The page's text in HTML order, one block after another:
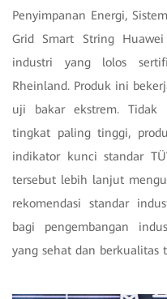
Penyimpanan Energi,
Grid Smart String
industri yang lolos
Rheinland. Produk ini
uji bakar ekstrem. Tidak
tingkat paling tinggi,
indikator kunci standar
tersebut lebih lanjut
rekomendasi standar
bagi pengembangan
yang sehat dan berkualitas